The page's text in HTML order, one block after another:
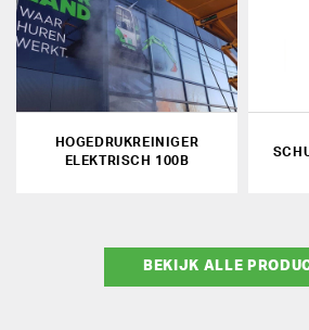
HOGEDRUKREINIGER
ELEKTRISCH 100B
BEKIJK ALLE